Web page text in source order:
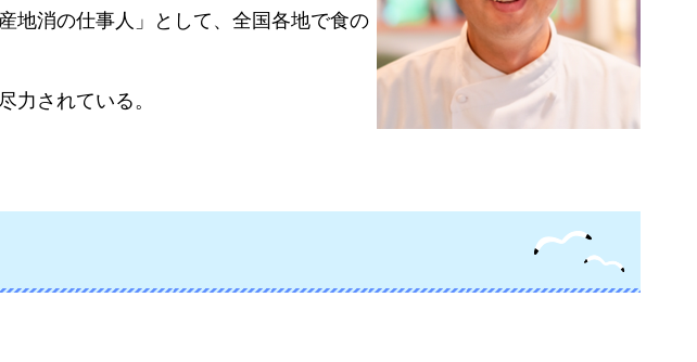
地消の仕事人」として、全国各地で食の
力されている。